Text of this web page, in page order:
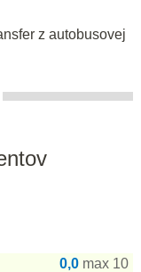
z autobusovej
0,0 max 10